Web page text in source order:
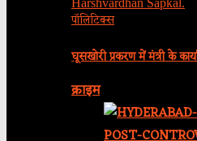
पॉलिटिक्स
घूसखोरी प्रकरण में मंत्री के
क्राइम